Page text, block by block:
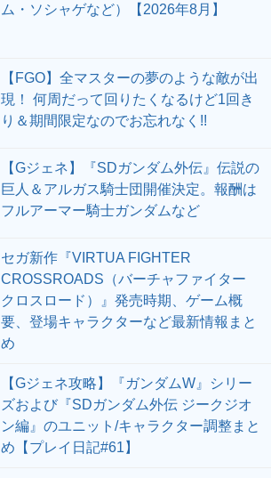
ム・ソシャゲなど）【2026年8月】
【FGO】全マスターの夢のような敵が出
現！ 何周だって回りたくなるけど1回き
り＆期間限定なのでお忘れなく!!
【Gジェネ】『SDガンダム外伝』伝説の
巨人＆アルガス騎士団開催決定。報酬は
フルアーマー騎士ガンダムなど
セガ新作『VIRTUA FIGHTER
CROSSROADS（バーチャファイター
クロスロード）』発売時期、ゲーム概
要、登場キャラクターなど最新情報まと
め
【Gジェネ攻略】『ガンダムW』シリー
ズおよび『SDガンダム外伝 ジークジオ
ン編』のユニット/キャラクター調整まと
め【プレイ日記#61】